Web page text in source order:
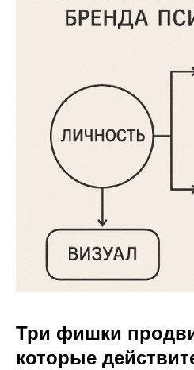
Три фишки
которые